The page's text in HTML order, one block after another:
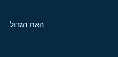
האח הגדול